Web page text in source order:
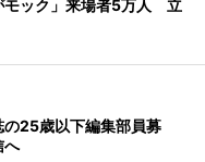
モック」来場者5万人 立
25歳以下編集部員募
へ